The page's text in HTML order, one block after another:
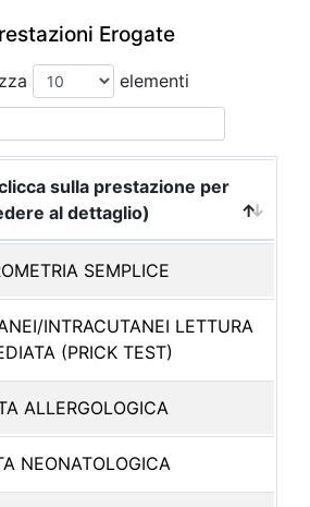
Erogate
elementi
sulla prestazione per
al dettaglio)
SEMPLICE
INTRACUTANEI LETTURA
(PRICK TEST)
ALLERGOLOGICA
NEONATOLOGICA